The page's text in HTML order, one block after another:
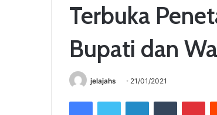
Terbuka
Bupati dan
jelajahs 21/01/2021